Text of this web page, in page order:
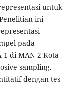
untuk
ini
pada
di MAN 2 Kota
sampling.
dengan tes